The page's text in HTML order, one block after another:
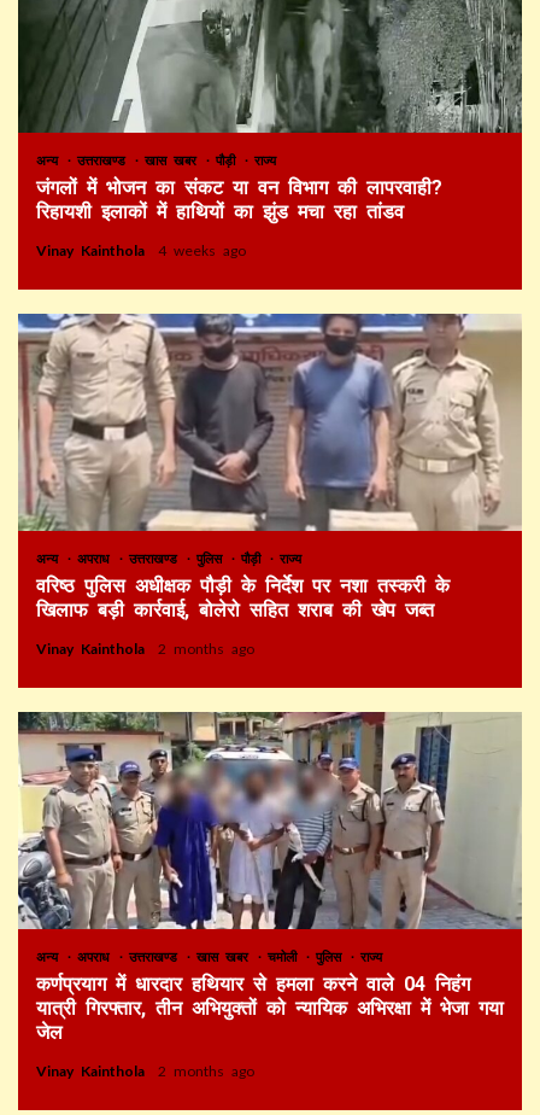
अन्य उत्तराखण्ड खास खबर पौड़ी राज्य
जंगलों में भोजन का संकट या वन विभाग की लापरवाही?
रिहायशी इलाकों में हाथियों का झुंड मचा रहा तांडव
Vinay Kainthola 4 weeks ago
अन्य अपराध उत्तराखण्ड पुलिस पौड़ी राज्य
वरिष्ठ पुलिस अधीक्षक पौड़ी के निर्देश पर नशा तस्करी के
खिलाफ बड़ी कार्रवाई, बोलेरो सहित शराब की खेप जब्त
Vinay Kainthola 2 months ago
अन्य अपराध उत्तराखण्ड खास खबर चमोली पुलिस राज्य
कर्णप्रयाग में धारदार हथियार से हमला करने वाले 04 निहंग
यात्री गिरफ्तार, तीन अभियुक्तों को न्यायिक अभिरक्षा में भेजा गया
जेल
Vinay Kainthola 2 months ago